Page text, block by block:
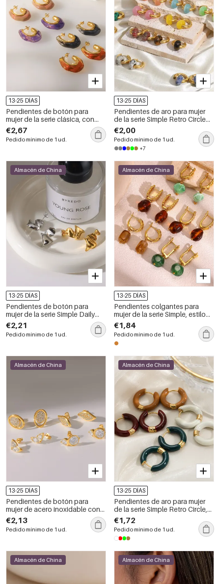
13-25 DÍAS
Pendientes de botón para
mujer de la serie clásica, con
forma geométrica retro, de
acero inoxidable y color
dorado, resistentes al agua.
€2,67
Pedido mínimo de 1 ud.
13-25 DÍAS
Pendientes de aro para mujer
de la serie Simple Retro Circle
con degradado de color, de
acero inoxidable, resistentes al
agua y color dorado, con
piedra natural.
€2,00
Pedido mínimo de 1 ud.
+7
Almacén de China
13-25 DÍAS
Pendientes de botón para
mujer de la serie Simple Daily
con forma geométrica, de acero
inoxidable y color dorado,
resistentes al agua.
€2,21
Pedido mínimo de 1 ud.
Almacén de China
13-25 DÍAS
Pendientes colgantes para
mujer de la serie Simple, estilo
retro, con forma irregular, color
cobre y oro.
€1,84
Pedido mínimo de 1 ud.
Almacén de China
13-25 DÍAS
Pendientes de botón para
mujer de acero inoxidable con
forma geométrica, resistentes al
agua y de color dorado, de la
serie Simple.
€2,13
Pedido mínimo de 1 ud.
Almacén de China
13-25 DÍAS
Pendientes de aro para mujer
de la serie Simple Retro Circle,
de acero inoxidable, resistentes
al agua y color dorado.
€1,72
Pedido mínimo de 1 ud.
Almacén de China Almacén de China